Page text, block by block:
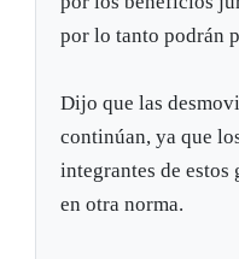
por lo tanto podrán
Dijo que las
continúan, ya que
integrantes de estos
en otra norma.